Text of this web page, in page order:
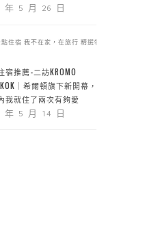
年 5 月 26 日
住宿 我不在家，在旅行 精選特
宿推薦-二訪KROMO
｜希爾頓旗下新開幕，一
我就住了兩次有夠愛
年 5 月 14 日